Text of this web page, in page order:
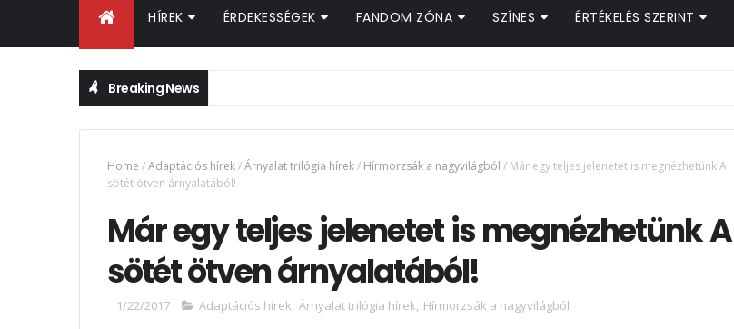
HÍREK ÉRDEKESSÉGEK FANDOM ZÓNA SZÍNES ÉRTÉKELÉS SZERINT
Breaking News
Home /Adaptációs hírek/Árnyalat trilógia hírek/ Hírmorzsák a nagyvilágból / Már egy teljes jelenetet is megnézhetünk A
sötét ötven árnyalatából!
Már egy teljes jelenetet is megnézhetünk A
sötét ötven árnyalatából!
1/22/2017 Adaptációs hírek, Árnyalat trilógia hírek, Hírmorzsák a nagyvilágból